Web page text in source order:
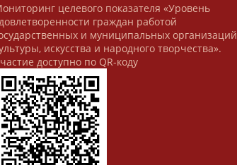
целевого показателя «Уровень
граждан работой
и муниципальных организаций
искусства и народного творчества».
доступно по QR-коду